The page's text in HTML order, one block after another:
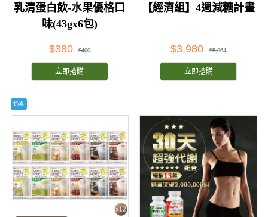
乳清蛋白飲-水果優格口
味(43gx6包)
$380 $400
立即搶購
【經濟組】4週減糖計畫
$3,980 $5,064
立即搶購
奶素